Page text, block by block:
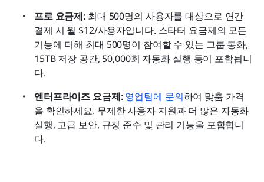
프로 요금제: 최대 500명의 사용자를 대상으로 연간
결제 시 월 $12/사용자입니다. 스타터 요금제의 모든
기능에 더해 최대 500명이 참여할 수 있는 그룹 통화,
15TB 저장 공간, 50,000회 자동화 실행 등이 포함됩니
다.
엔터프라이즈 요금제: 영업팀에 문의하여 맞춤 가격
을 확인하세요. 무제한 사용자 지원과 더 많은 자동화
실행, 고급 보안, 규정 준수 및 관리 기능을 포함합니
다.